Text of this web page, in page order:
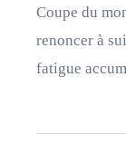
Coupe du
renoncer à
fatigue